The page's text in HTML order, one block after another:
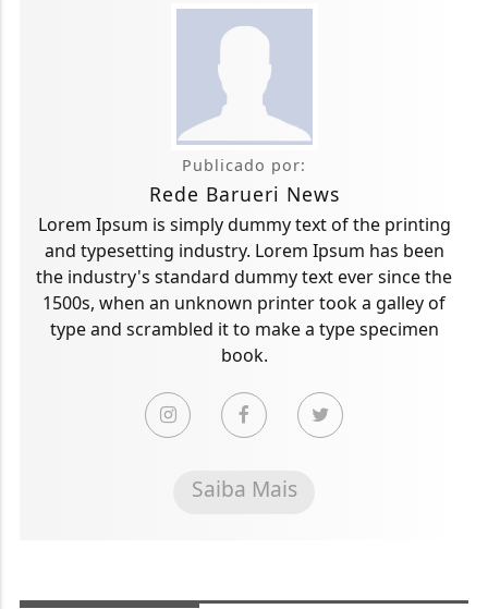
Publicado por:
Rede Barueri News
Lorem Ipsum is simply dummy text of the printing
and typesetting industry. Lorem Ipsum has been
the industry's standard dummy text ever since the
1500s, when an unknown printer took a galley of
type and scrambled it to make a type specimen
book.
Saiba Mais